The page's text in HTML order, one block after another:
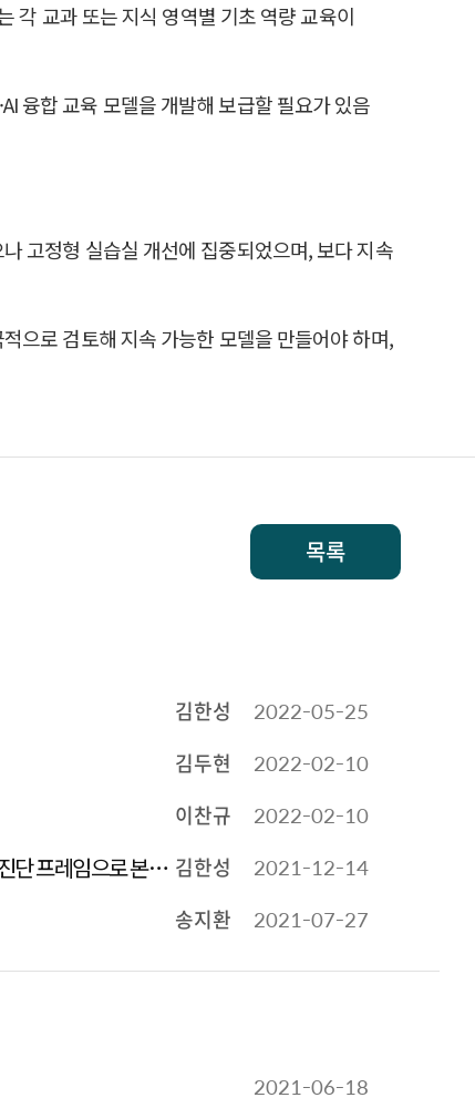
각 교과 또는 지식 영역별 기초 역량 교육이
융합 교육 모델을 개발해 보급할 필요가 있음
고정형 실습실 개선에 집중되었으며, 보다 지속
으로 검토해 지속 가능한 모델을 만들어야 하며,
목록
김한성 2022-05-25
김두현 2022-02-10
이찬규 2022-02-10
단 프레임으로 본
김한성 2021-12-14
송지환 2021-07-27
2021-06-18